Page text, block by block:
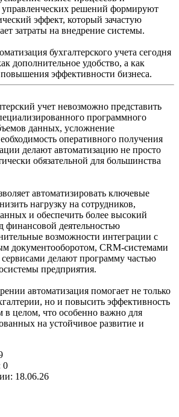
управленческих решений формируют
эффект, который зачастую
затраты на внедрение системы.
бухгалтерского учета сегодня
дополнительное удобство, а как
эффективности бизнеса.
учет невозможно представить
программного
данных, усложнение
оперативного получения
делают автоматизацию не просто
обязательной для большинства
автоматизировать ключевые
нагрузку на сотрудников,
и обеспечить более высокий
финансовой деятельностью
возможности интеграции с
документооборотом, CRM-системами
делают программу частью
предприятия.
автоматизация помогает не только
но и повысить эффективность
в целом, что особенно важно для
на устойчивое развитие и
0
18.06.26